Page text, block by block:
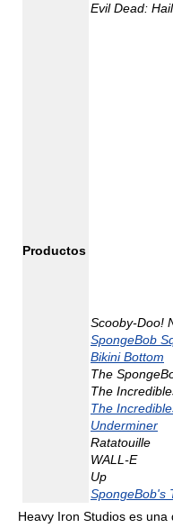
Productos
Evil Dead:
Scooby-Doo!
SpongeBob
Bikini Bottom
The
The
The
Underminer
Ratatouille
WALL-E
Up
SpongeBob's
Heavy Iron Studios es